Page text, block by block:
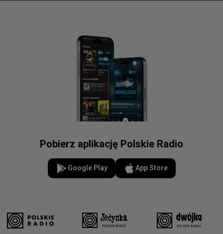
Pobierz aplikację Polskie Radio
Google Play App Store